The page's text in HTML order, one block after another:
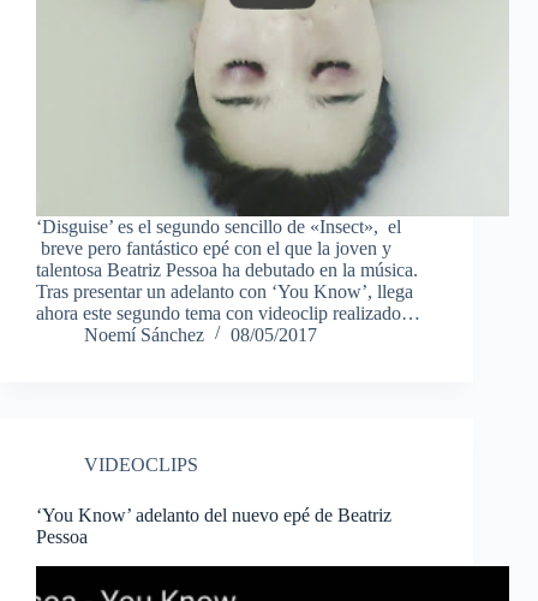
‘Disguise’ es el segundo sencillo de «Insect», el
breve pero fantástico epé con el que la joven y
talentosa Beatriz Pessoa ha debutado en la música.
Tras presentar un adelanto con ‘You Know’, llega
ahora este segundo tema con videoclip realizado…
Noemí Sánchez
08/05/2017
VIDEOCLIPS
‘You Know’ adelanto del nuevo epé de Beatriz
Pessoa